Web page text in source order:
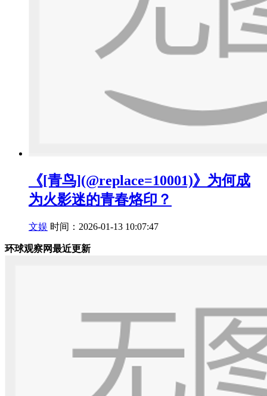
《[青鸟](@replace=10001)》为何成
为火影迷的青春烙印？
文娱 时间：2026-01-13 10:07:47
环球观察网最近更新